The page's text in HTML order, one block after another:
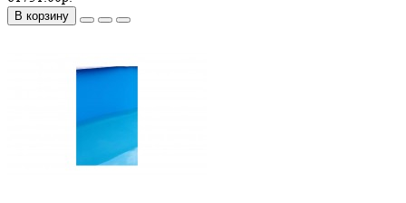
В корзину